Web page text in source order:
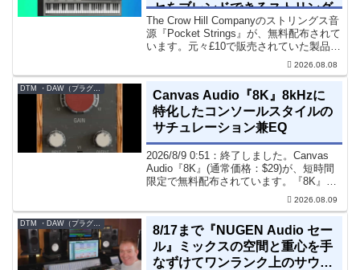
セをブレンドできるストリング
ス音源プラグイン
The Crow Hill Companyのストリングス音
源『Pocket Strings』が、無料配布されて
います。元々£10で販売されていた製品で
す。『Pocket Strings』についてPocket
2026.08.08
Canvas Audio『8K』8kHzに
特化したコンソールスタイルの
サチュレーション兼EQ
2026/8/9 0:51：終了しました。Canvas
Audio『8K』(通常価格：$29)が、短時間
限定で無料配布されています。『8K』
は、手軽に高域の存在感とアナログ的な
2026.08.09
8/17まで『NUGEN Audio セー
ル』ミックスの空間と重心を手
なずけてワンランク上のサウン